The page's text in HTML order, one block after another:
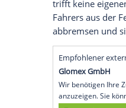
Steuerung
Im
System,
sogenannte
Über
Juristisch